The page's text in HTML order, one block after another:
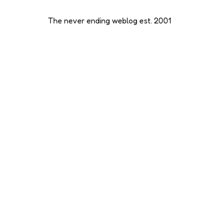
The never ending weblog est. 2001